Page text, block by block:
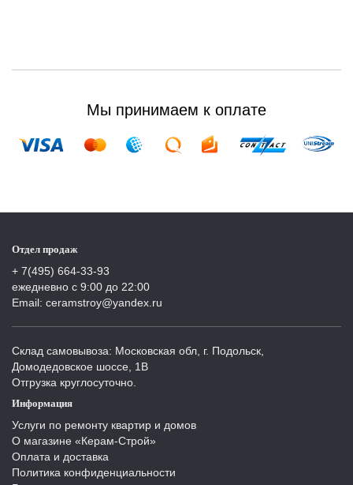
Мы принимаем к оплате
Отдел продаж
+ 7(495) 664-33-93
ежедневно с 9:00 до 22:00
Email: ceramstroy@yandex.ru
Склад самовывоза: Московская обл, г. Подольск,
Домодедовское шоссе, 1В
Отгрузка круглосуточно.
Информация
Услуги по ремонту квартир и домов
О магазине «Керам-Строй»
Оплата и доставка
Политика конфиденциальности